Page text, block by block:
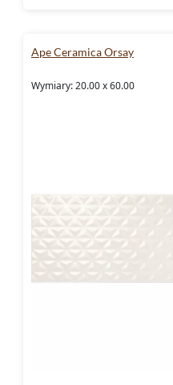
Ape Ceramica Orsay
Wymiary: 20.00 x 60.00